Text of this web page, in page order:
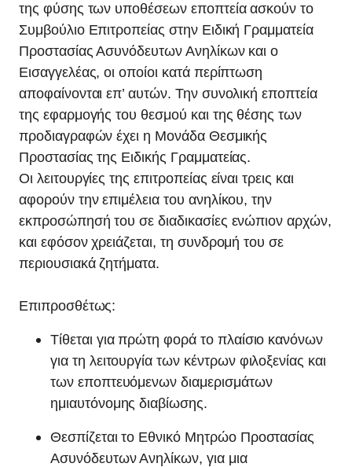
της φύσης των υποθέσεων εποπτεία ασκούν το
Συμβούλιο Επιτροπείας στην Ειδική Γραμματεία
Προστασίας Ασυνόδευτων Ανηλίκων και ο
Εισαγγελέας, οι οποίοι κατά περίπτωση
αποφαίνονται επ’ αυτών. Την συνολική εποπτεία
της εφαρμογής του θεσμού και της θέσης των
προδιαγραφών έχει η Μονάδα Θεσμικής
Προστασίας της Ειδικής Γραμματείας.
Οι λειτουργίες της επιτροπείας είναι τρεις και
αφορούν την επιμέλεια του ανηλίκου, την
εκπροσώπησή του σε διαδικασίες ενώπιον αρχών,
και εφόσον χρειάζεται, τη συνδρομή του σε
περιουσιακά ζητήματα.
Επιπροσθέτως:
Τίθεται για πρώτη φορά το πλαίσιο κανόνων
για τη λειτουργία των κέντρων φιλοξενίας και
των εποπτευόμενων διαμερισμάτων
ημιαυτόνομης διαβίωσης.
Θεσπίζεται το Εθνικό Μητρώο Προστασίας
Ασυνόδευτων Ανηλίκων, για μια